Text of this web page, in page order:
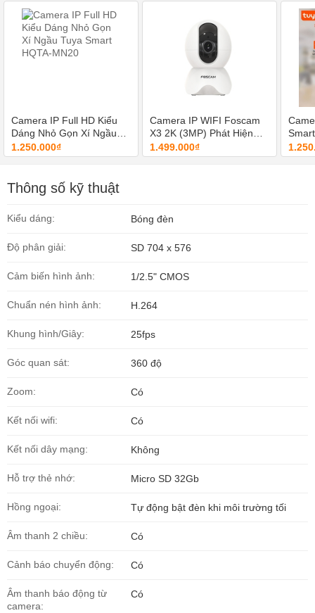
Camera IP Full HD Kiểu
Dáng Nhỏ Gọn Xí Ngầu
Tuya Smart HQTA-MN20
1.250.000₫
Camera IP WIFI Foscam
X3 2K (3MP) Phát Hiện
Chuyển Động AI
1.499.000₫
Thông số kỹ thuật
Kiểu dáng: Bóng đèn
Độ phân giải: SD 704 x 576
Cảm biến hình ảnh: 1/2.5" CMOS
Chuẩn nén hình ảnh: H.264
Khung hình/Giây: 25fps
Góc quan sát: 360 độ
Zoom: Có
Kết nối wifi: Có
Kết nối dây mạng: Không
Hỗ trợ thẻ nhớ: Micro SD 32Gb
Hồng ngoại: Tự động bật đèn khi môi trường tối
Âm thanh 2 chiều: Có
Cảnh báo chuyển động: Có
Âm thanh báo động từ
camera:
Có